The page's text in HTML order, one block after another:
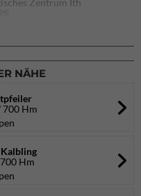
Zentrum Ith
2026
Süd (Thalkirchen)
NÄHE
700 Hm
Hm